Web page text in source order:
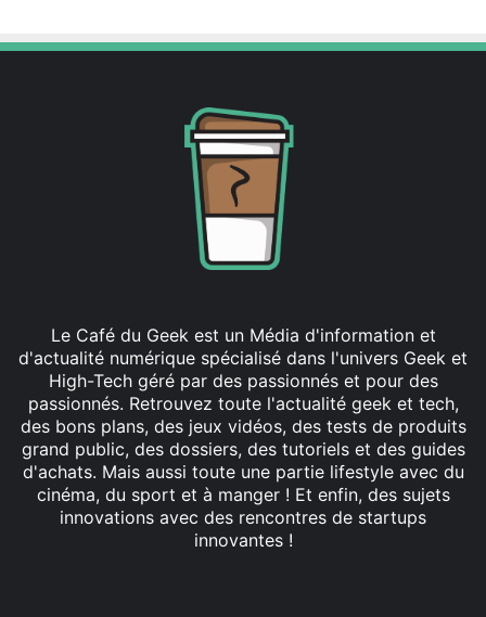
Le Café du Geek est un Média d'information et
d'actualité numérique spécialisé dans l'univers Geek et
High-Tech géré par des passionnés et pour des
passionnés. Retrouvez toute l'actualité geek et tech,
des bons plans, des jeux vidéos, des tests de produits
grand public, des dossiers, des tutoriels et des guides
d'achats. Mais aussi toute une partie lifestyle avec du
cinéma, du sport et à manger ! Et enfin, des sujets
innovations avec des rencontres de startups
innovantes !